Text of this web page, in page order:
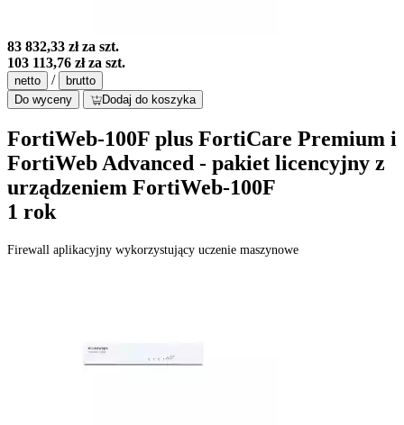
83 832,33 złza szt.
103 113,76 złza szt.
netto /
brutto
Do wyceny
Dodaj do koszyka
FortiWeb-100F plus FortiCare Premium i
FortiWeb Advanced - pakiet licencyjny z
urządzeniem FortiWeb-100F
1 rok
Firewall aplikacyjny wykorzystujący uczenie maszynowe